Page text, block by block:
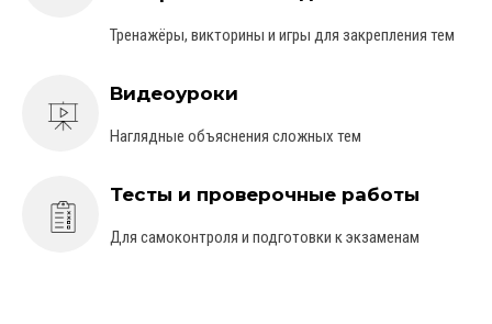
Тренажёры, викторины и игры для закрепления тем
Видеоуроки
Наглядные объяснения сложных тем
Тесты и проверочные работы
Для самоконтроля и подготовки к экзаменам